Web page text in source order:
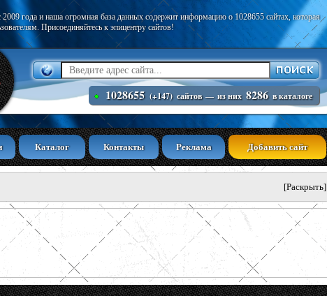
года и наша огромная база данных содержит информацию о 1028655 сайтах, которая
Присоединяйтесь к эпицентру сайтов!
1028655 (+147) сайтов — из них 8286 в каталоге
Каталог Контакты Реклама Добавить сайт
[Раскрыть]